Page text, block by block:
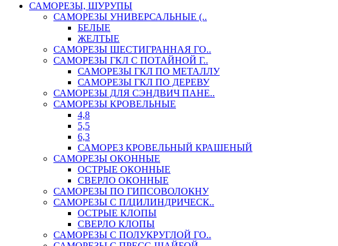
САМОРЕЗЫ, ШУРУПЫ
САМОРЕЗЫ УНИВЕРСАЛЬНЫЕ (..
БЕЛЫЕ
ЖЕЛТЫЕ
САМОРЕЗЫ ШЕСТИГРАННАЯ ГО..
САМОРЕЗЫ ГКЛ С ПОТАЙНОЙ Г..
САМОРЕЗЫ ГКЛ ПО МЕТАЛЛУ
САМОРЕЗЫ ГКЛ ПО ДЕРЕВУ
САМОРЕЗЫ ДЛЯ СЭНДВИЧ ПАНЕ..
САМОРЕЗЫ КРОВЕЛЬНЫЕ
4,8
5,5
6,3
САМОРЕЗ КРОВЕЛЬНЫЙ КРАШЕНЫЙ
САМОРЕЗЫ ОКОННЫЕ
ОСТРЫЕ ОКОННЫЕ
СВЕРЛО ОКОННЫЕ
САМОРЕЗЫ ПО ГИПСОВОЛОКНУ
САМОРЕЗЫ С П/ЦИЛИНДРИЧЕСК..
ОСТРЫЕ КЛОПЫ
СВЕРЛО КЛОПЫ
САМОРЕЗЫ С ПОЛУКРУГЛОЙ ГО..